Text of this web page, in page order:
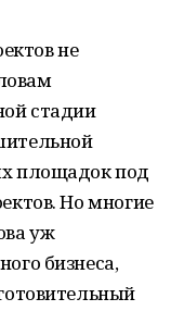
не
стадии
площадок под
Но многие
уж
бизнеса,